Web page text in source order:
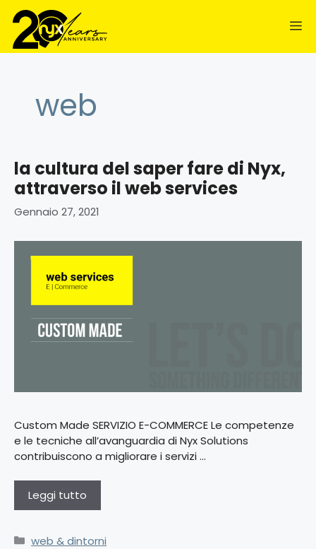
contenuto
web
la cultura del saper fare di Nyx,
attraverso il web services
Gennaio 27, 2021
Custom Made SERVIZIO E-COMMERCE Le competenze
e le tecniche all’avanguardia di Nyx Solutions
contribuiscono a migliorare i servizi …
Leggi tutto
web & dintorni